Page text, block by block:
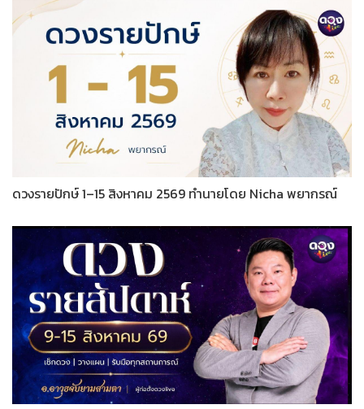
ดวงรายปักษ์ 1–15 สิงหาคม 2569 ทำนายโดย Nicha พยากรณ์